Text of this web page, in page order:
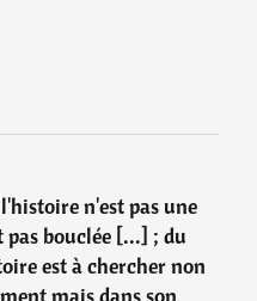
n'est pas une
bouclée [...] ; du
est à chercher non